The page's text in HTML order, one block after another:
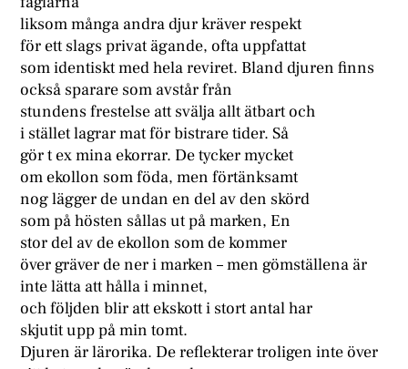
liksom många andra djur kräver respekt
för ett slags privat ägande, ofta uppfattat
som identiskt med hela reviret. Bland djuren finns
också sparare som avstår från
stundens frestelse att svälja allt ätbart och
i stället lagrar mat för bistrare tider. Så
gör t ex mina ekorrar. De tycker mycket
om ekollon som föda, men förtänksamt
nog lägger de undan en del av den skörd
som på hösten sållas ut på marken, En
stor del av de ekollon som de kommer
över gräver de ner i marken – men gömställena är
inte lätta att hålla i minnet,
och följden blir att ekskott i stort antal har
skjutit upp på min tomt.
Djuren är lärorika. De reflekterar troligen inte över